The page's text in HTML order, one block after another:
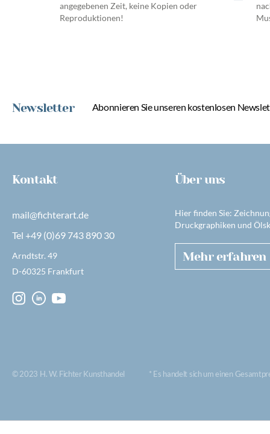
angegebenen Zeit, keine Kopien oder
Reproduktionen!
Newsletter Abonnieren Sie unseren kostenlosen
Kontakt
mail@fichterart.de
Tel +49 (0)69 743 890 30
Arndtstr. 49
D-60325 Frankfurt
Über uns
Hier finden Sie:
Druckgraphiken und
Mehr erfahren
© 2023 H. W. Fichter Kunsthandel
* Es handelt sich um einen